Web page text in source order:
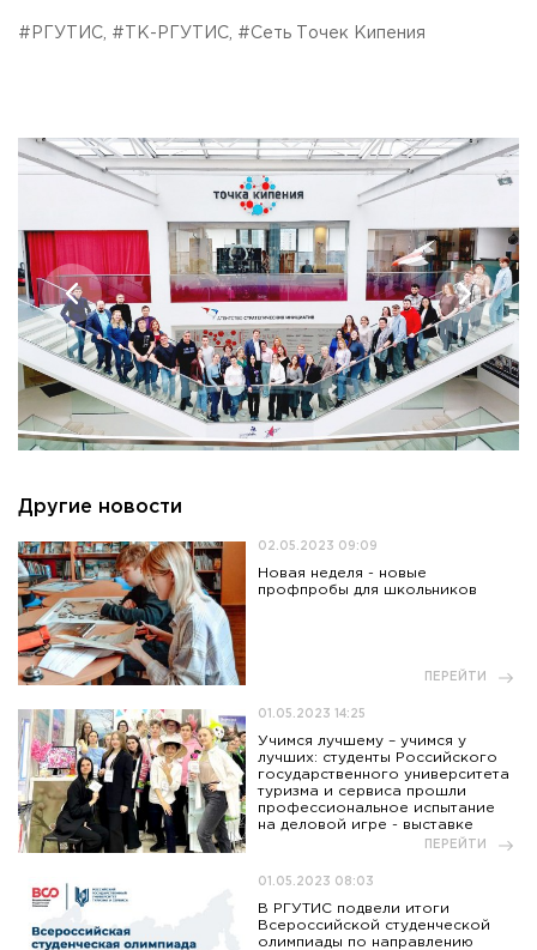
#РГУТИС, #ТК-РГУТИС, #Сеть Точек Кипения
Другие новости
02.05.2023 09:09
Новая неделя - новые
профпробы для школьников
ПЕРЕЙТИ
01.05.2023 14:25
Учимся лучшему – учимся у
лучших: студенты Российского
государственного университета
туризма и сервиса прошли
профессиональное испытание
на деловой игре - выставке
ПЕРЕЙТИ
01.05.2023 08:03
В РГУТИС подвели итоги
Всероссийской студенческой
олимпиады по направлению